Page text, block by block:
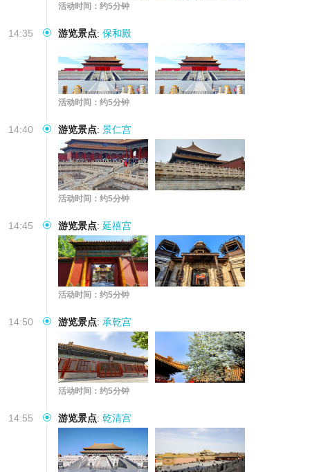
活动时间：约5分钟
14:35 游览景点: 保和殿
活动时间：约5分钟
14:40 游览景点: 景仁宫
活动时间：约5分钟
14:45 游览景点: 延禧宫
活动时间：约5分钟
14:50 游览景点: 承乾宫
活动时间：约5分钟
14:55 游览景点: 乾清宫